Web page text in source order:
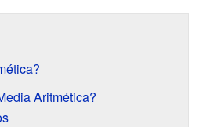
Aritmética?